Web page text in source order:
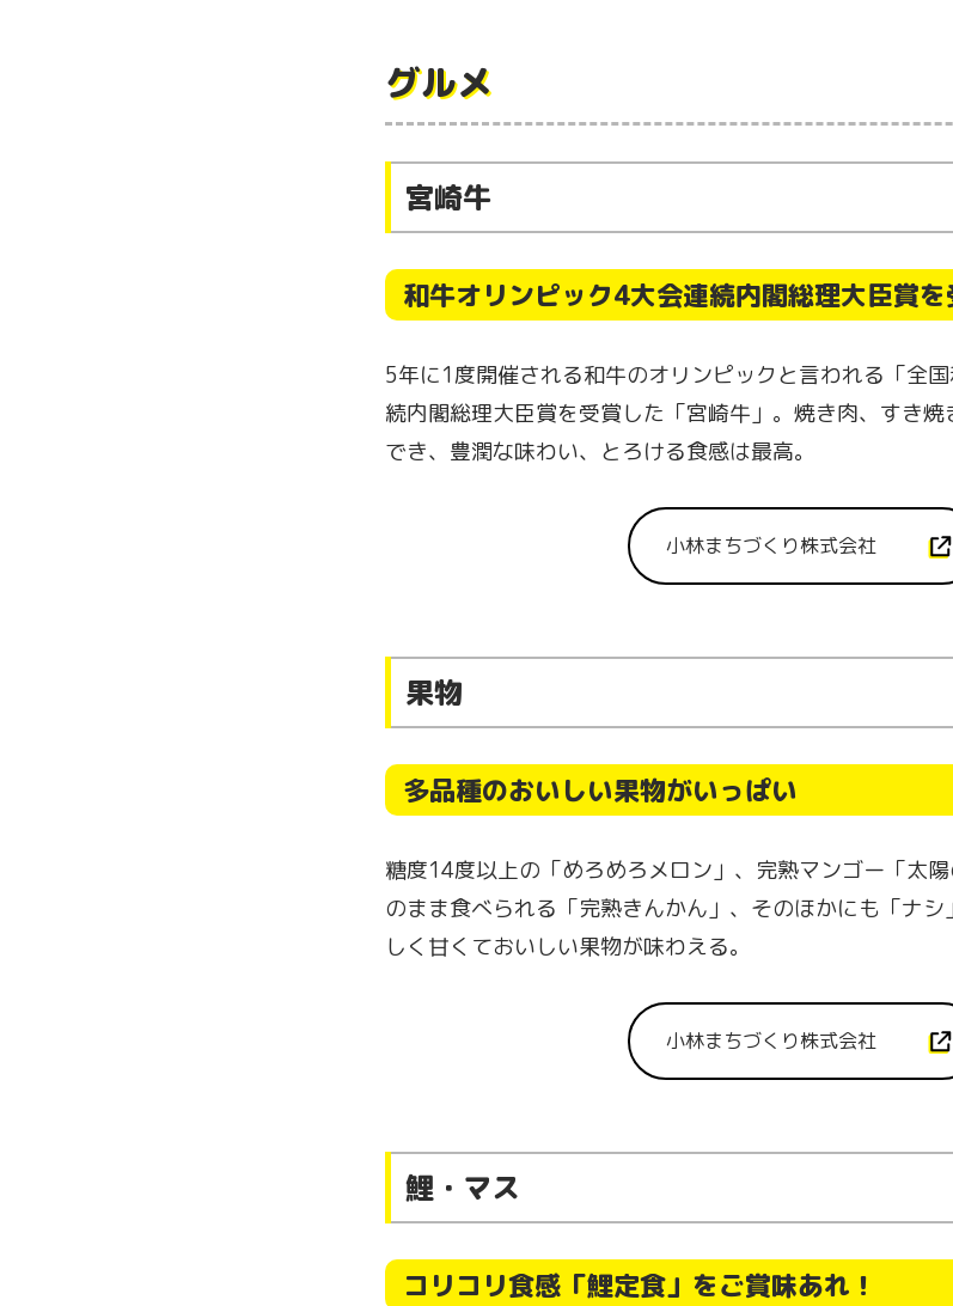
グルメ
宮崎牛
和牛オリンピック4大会連続内閣総理大臣賞
5年に1度開催される和牛のオリンピックと言われる「全
続内閣総理大臣賞を受賞した「宮崎牛」。焼き肉、すき
でき、豊潤な味わい、とろける食感は最高。
小林まちづくり株式会社
果物
多品種のおいしい果物がいっぱい
糖度14度以上の「めろめろメロン」、完熟マンゴー「太
のまま食べられる「完熟きんかん」、そのほかにも「ナ
しく甘くておいしい果物が味わえる。
小林まちづくり株式会社
鯉・マス
コリコリ食感「鯉定食」をご賞味あれ！